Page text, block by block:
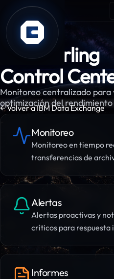
IBM Sterling
Control
Monitoreo centralizado
optimización del
← Volver a IBM Data Exchange
Monitoreo
Monitoreo en tiempo
transferencias de
Alertas
Alertas proactivas y
críticos para respuesta
Informes